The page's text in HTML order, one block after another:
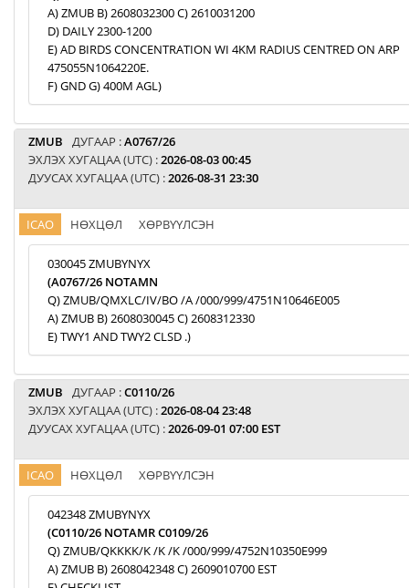
A) ZMUB B) 2608032300 C) 2610031200
D) DAILY 2300-1200
E) AD BIRDS CONCENTRATION WI 4KM RADIUS CENTRED ON ARP
475055N1064220E.
F) GND G) 400M AGL)
ZMUB ДУГААР :A0767/26
ЭХЛЭХ ХУГАЦАА (UTC) :2026-08-03 00:45
ДУУСАХ ХУГАЦАА (UTC) :2026-08-31 23:30
ICAO НӨХЦӨЛ ХӨРВҮҮЛСЭН
030045 ZMUBYNYX
(A0767/26 NOTAMN
Q) ZMUB/QMXLC/IV/BO /A /000/999/4751N10646E005
A) ZMUB B) 2608030045 C) 2608312330
E) TWY1 AND TWY2 CLSD .)
ZMUB ДУГААР :C0110/26
ЭХЛЭХ ХУГАЦАА (UTC) :2026-08-04 23:48
ДУУСАХ ХУГАЦАА (UTC) :2026-09-01 07:00 EST
ICAO НӨХЦӨЛ ХӨРВҮҮЛСЭН
042348 ZMUBYNYX
(C0110/26 NOTAMR C0109/26
Q) ZMUB/QKKKK/K /K /K /000/999/4752N10350E999
A) ZMUB B) 2608042348 C) 2609010700 EST